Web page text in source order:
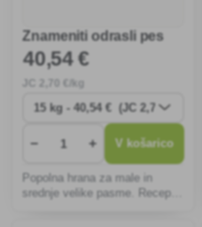
Znameniti odrasli pes
40,54 €
2 ,70 €/kg
− + V košarico
Popolna hrana za male in
srednje velike pasme. Recept